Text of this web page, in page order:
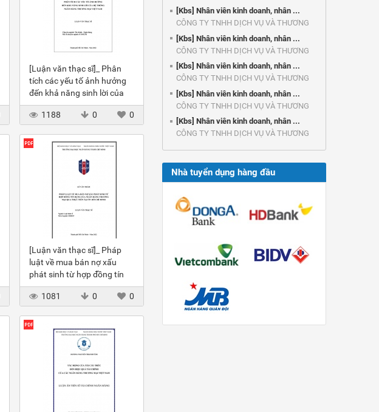
[Luận văn thạc sĩ]_ Phân
tích các yếu tố ảnh hưởng
đến khả năng sinh lời của
hệ thống NHTM
1188
0 0
[Luận văn thạc sĩ]_ Pháp
luật về mua bán nợ xấu
phát sinh từ hợp đồng tín
dụng của NHTM
1081
0 0
MẠI ...
[Kbs] Nhân viên kinh doanh, nhân ...
CÔNG TY TNHH DỊCH VỤ VÀ THƯƠNG
MẠI ...
[Kbs] Nhân viên kinh doanh, nhân ...
CÔNG TY TNHH DỊCH VỤ VÀ THƯƠNG
MẠI ...
[Kbs] Nhân viên kinh doanh, nhân ...
CÔNG TY TNHH DỊCH VỤ VÀ THƯƠNG
MẠI ...
[Kbs] Nhân viên kinh doanh, nhân ...
CÔNG TY TNHH DỊCH VỤ VÀ THƯƠNG
MẠI ...
[Kbs] Nhân viên kinh doanh, nhân ...
CÔNG TY TNHH DỊCH VỤ VÀ THƯƠNG
Nhà tuyển dụng hàng đầu